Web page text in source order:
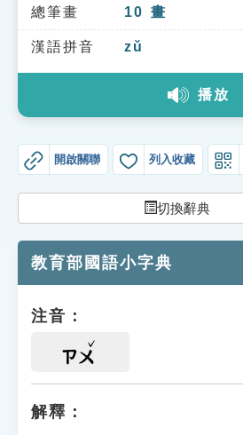
單字索引
生命大百科索引
教學應用
貓頭鷹博士
總筆畫 10 畫
漢語拼音 zǔ
播放
開啟關聯 列入收藏
切換辭典
教育部國語小字典
注音：
ㄗㄨ
解釋：